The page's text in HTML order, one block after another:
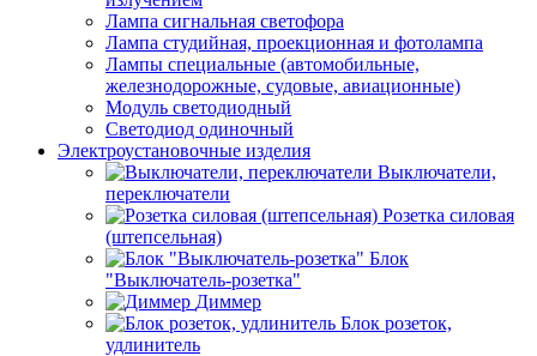
Лампа сигнальная светофора
Лампа студийная, проекционная и фотолампа
Лампы специальные (автомобильные,
железнодорожные, судовые, авиационные)
Модуль светодиодный
Светодиод одиночный
Электроустановочные изделия
Выключатели,
переключатели
Розетка силовая
(штепсельная)
Блок
"Выключатель-розетка"
Диммер
Блок розеток,
удлинитель